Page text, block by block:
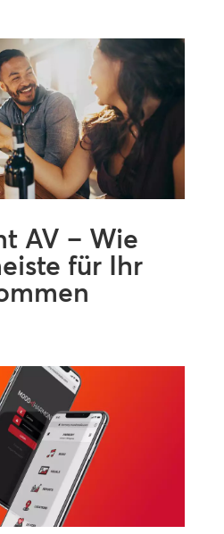
AV – Wie
für Ihr